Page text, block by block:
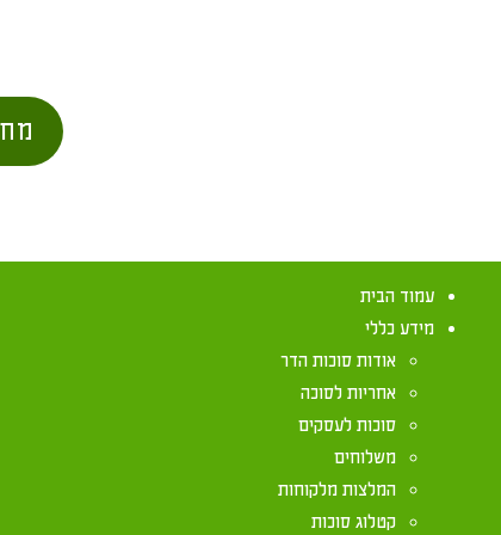
עמוד הבית
מידע כללי
אודות סוכות הדר
אחריות לסוכה
סוכות לעסקים
משלוחים
המלצות מלקוחות
קטלוג סוכות